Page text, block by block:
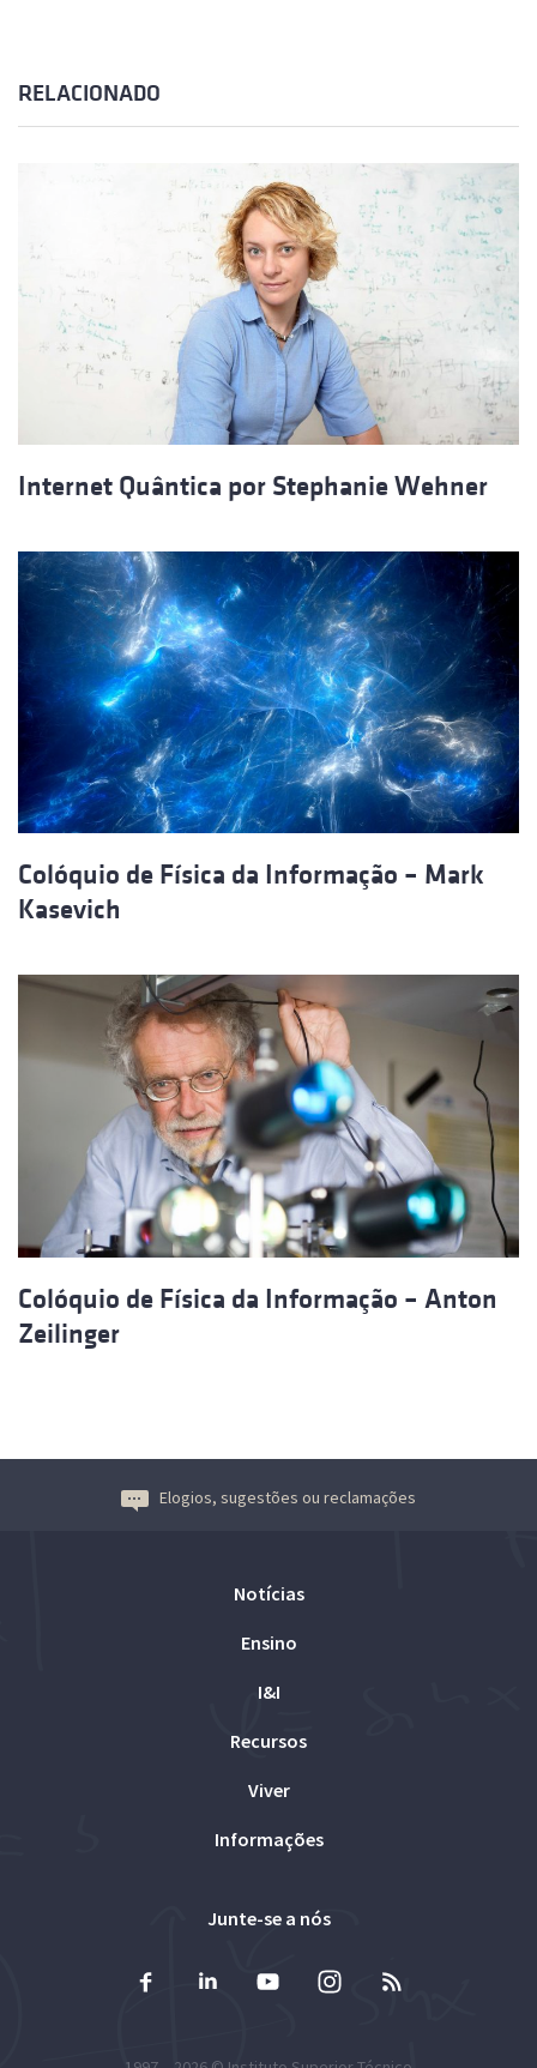
RELACIONADO
Internet Quântica por Stephanie Wehner
Colóquio de Física da Informação – Mark
Kasevich
Colóquio de Física da Informação – Anton
Zeilinger
Elogios, sugestões ou reclamações
Notícias
Ensino
I&I
Recursos
Viver
Informações
Junte-se a nós